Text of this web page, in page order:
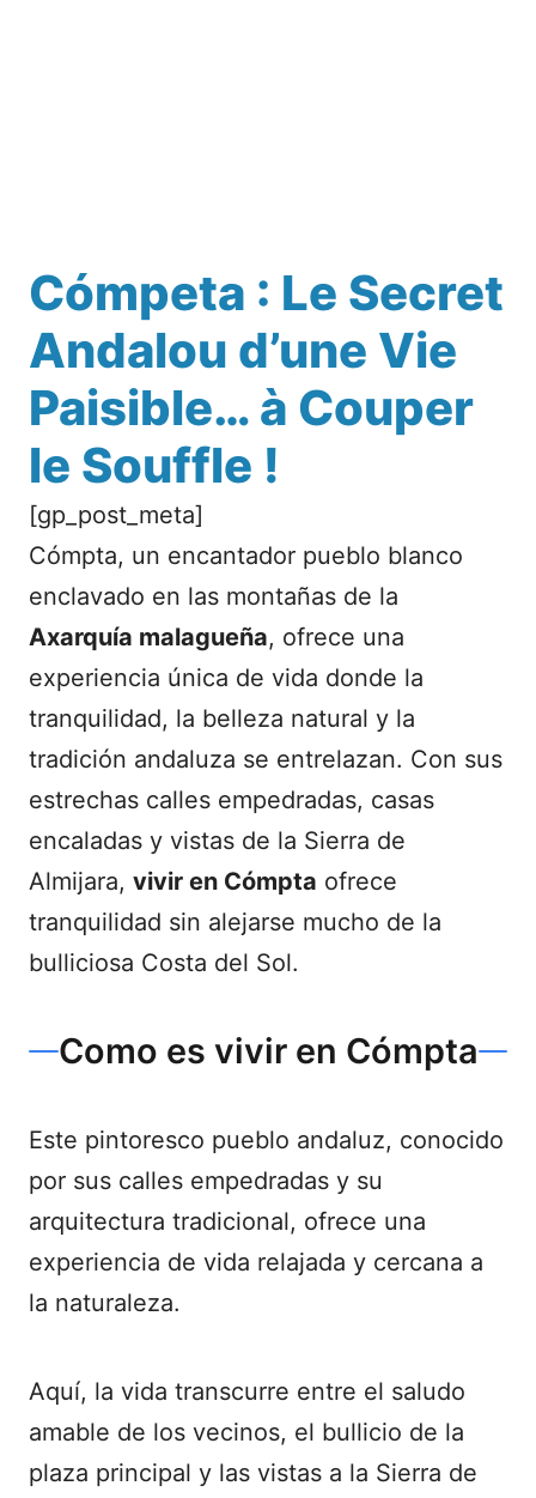
Cómpeta : Le Secret
Andalou d’une Vie
Paisible… à Couper
le Souffle !
[gp_post_meta]
Cómpta, un encantador pueblo blanco
enclavado en las montañas de la
Axarquía malagueña, ofrece una
experiencia única de vida donde la
tranquilidad, la belleza natural y la
tradición andaluza se entrelazan. Con sus
estrechas calles empedradas, casas
encaladas y vistas de la Sierra de
Almijara, vivir en Cómpta ofrece
tranquilidad sin alejarse mucho de la
bulliciosa Costa del Sol.
Como es vivir en Cómpta
Este pintoresco pueblo andaluz, conocido
por sus calles empedradas y su
arquitectura tradicional, ofrece una
experiencia de vida relajada y cercana a
la naturaleza.
Aquí, la vida transcurre entre el saludo
amable de los vecinos, el bullicio de la
plaza principal y las vistas a la Sierra de